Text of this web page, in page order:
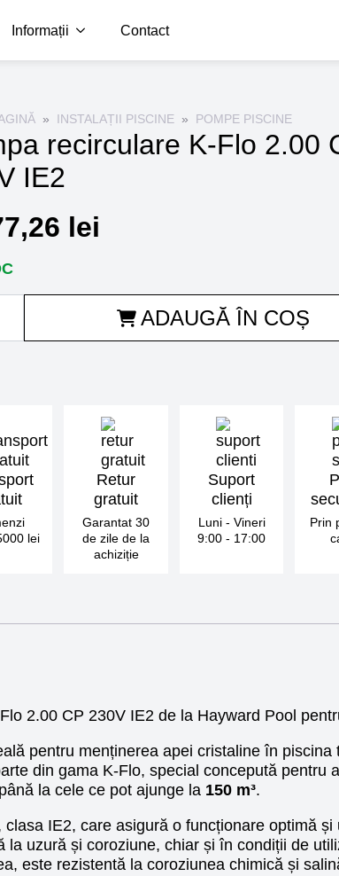
Informații Contact
INSTALAȚII PISCINE POMPE PISCINE
recirculare K-Flo 2.00
IE2
lei
ADAUGĂ ÎN COȘ
lei
Retur
gratuit
Garantat 30
de zile de la
achiziție
Suport
clienți
Luni - Vineri
9:00 - 17:00
Prin
2.00 CP 230V IE2 de la Hayward Pool
pentru menținerea apei cristaline în piscina
din gama K-Flo, special concepută pentru
la cele ce pot ajunge la 150 m³.
clasa IE2, care asigură o funcționare optimă și
la uzură și coroziune, chiar și în condiții de
este rezistentă la coroziunea chimică și